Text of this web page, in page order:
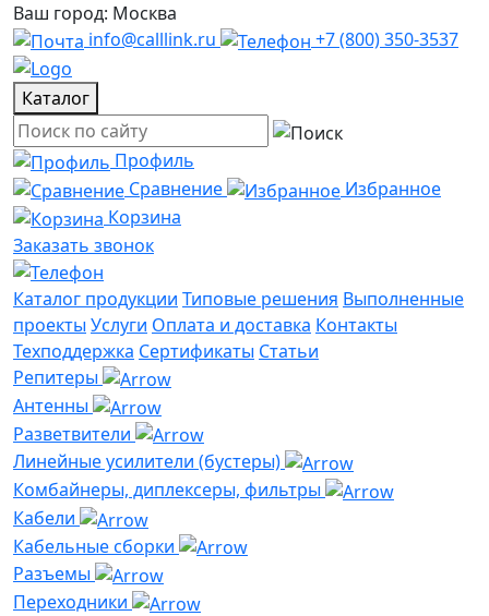
Ваш город: Москва
info@calllink.ru
+7 (800) 350-3537
Каталог
Профиль
Сравнение
Избранное
Корзина
Заказать звонок
Каталог продукции Типовые решения Выполненные
проекты Услуги Оплата и доставка Контакты
Техподдержка Сертификаты Статьи
Репитеры
Антенны
Разветвители
Линейные усилители (бустеры)
Комбайнеры, диплексеры, фильтры
Кабели
Кабельные сборки
Разъемы
Переходники